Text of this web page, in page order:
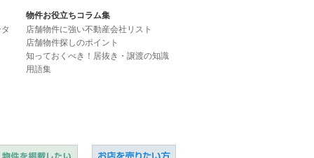
物件お役立ちコラム集
店舗物件に強い不動産会社リスト
店舗物件探しのポイント
知っておくべき！居抜き・譲渡の知識
用語集